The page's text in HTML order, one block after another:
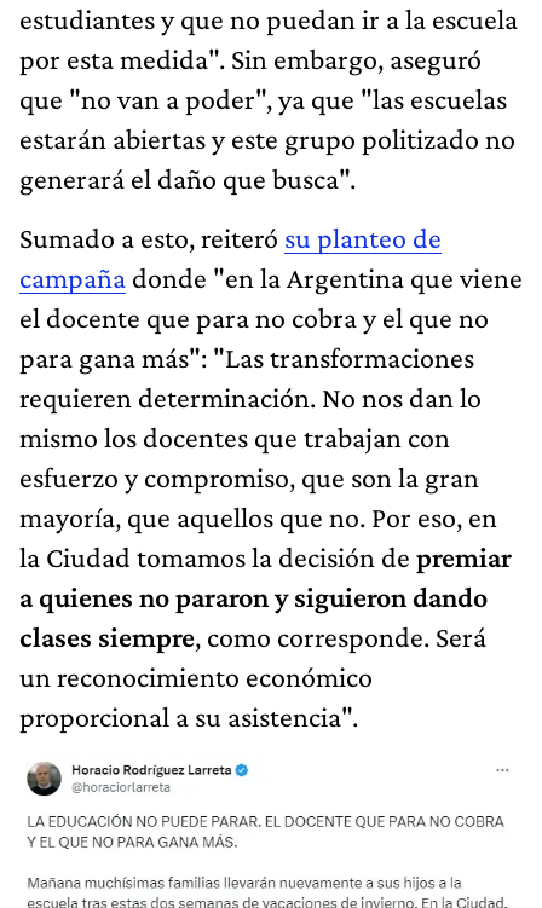
estudiantes y que no puedan ir a la escuela
por esta medida". Sin embargo, aseguró
que "no van a poder", ya que "las escuelas
estarán abiertas y este grupo politizado no
generará el daño que busca".
Sumado a esto, reiteró su planteo de
campaña donde "en la Argentina que viene
el docente que para no cobra y el que no
para gana más": "Las transformaciones
requieren determinación. No nos dan lo
mismo los docentes que trabajan con
esfuerzo y compromiso, que son la gran
mayoría, que aquellos que no. Por eso, en
la Ciudad tomamos la decisión de premiar
a quienes no pararon y siguieron dando
clases siempre, como corresponde. Será
un reconocimiento económico
proporcional a su asistencia".